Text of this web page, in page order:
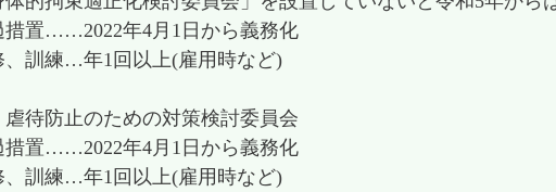
措置……2022年4月1日から義務化
、訓練…年1回以上(雇用時など)
虐待防止のための対策検討委員会
措置……2022年4月1日から義務化
、訓練…年1回以上(雇用時など)